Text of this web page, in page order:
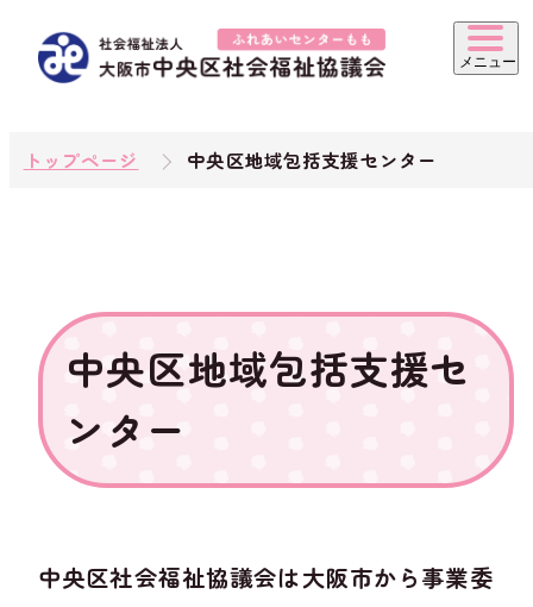
トップページ 中央区地域包括支援センター
中央区地域包括支援セ
ンター
中央区社会福祉協議会は大阪市から事業委